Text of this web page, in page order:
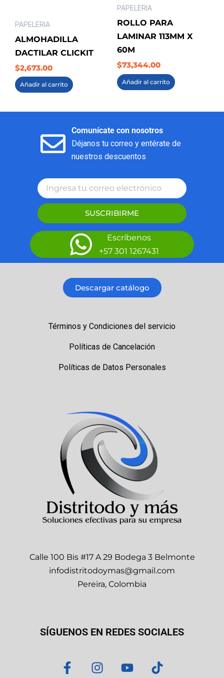
PAPELERIA
ALMOHADILLA
DACTILAR CLICKIT
$2,673.00
Añadir al carrito
PAPELERIA
ROLLO PARA
LAMINAR 113MM X
60M
$73,344.00
Añadir al carrito
Comunícate con nosotros
Déjanos tu correo y entérate de
nuestros descuentos
SUSCRIBIRME
Escríbenos
+57 301 1267431
Descargar catálogo
Términos y Condiciones del servicio
Políticas de Cancelación
Políticas de Datos Personales
Calle 100 Bis #17 A 29 Bodega 3 Belmonte
infodistritodoymas@gmail.com
Pereira, Colombia
SÍGUENOS EN REDES SOCIALES
F
a
I
n
Y
o
T
i